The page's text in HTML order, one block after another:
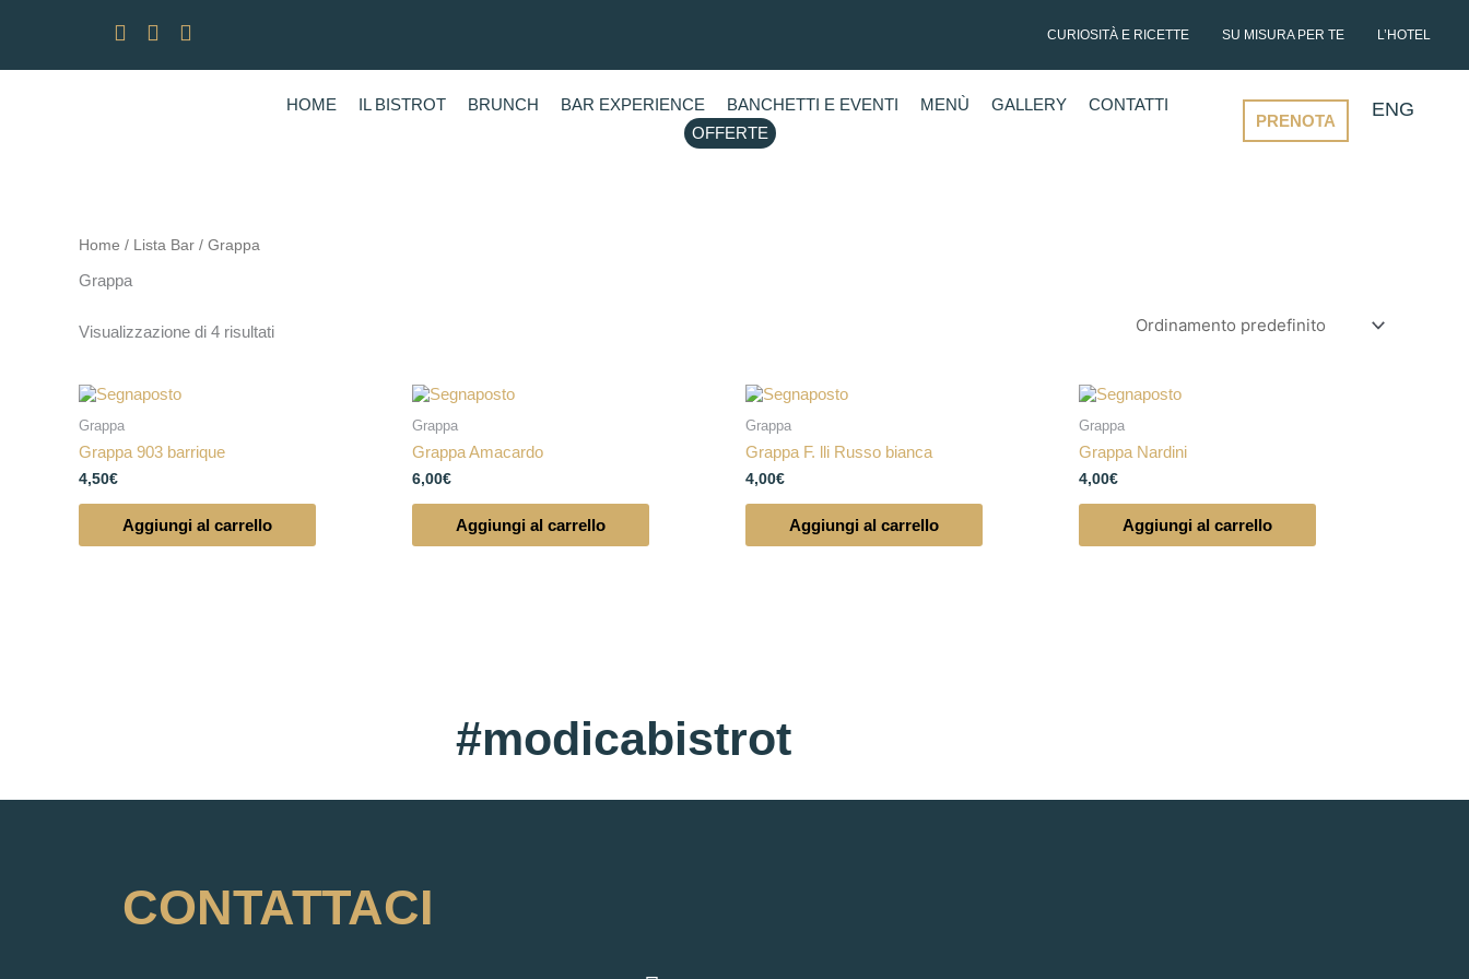
CURIOSITÀ E RICETTE SU MISURA PER TE L’HOTEL
HOME IL BISTROT BRUNCH BAR EXPERIENCE BANCHETTI E EVENTI MENÙ GALLERY
CONTATTI
OFFERTE
PRENOTA ENG
Home / Lista Bar / Grappa
Grappa
Visualizzazione di 4 risultati
Grappa
Grappa 903 barrique
4,50€
Aggiungi al carrello
Grappa
Grappa Amacardo
6,00€
Aggiungi al carrello
Grappa
Grappa F. lli Russo bianca
4,00€
Aggiungi al carrello
Grappa
Grappa Nardini
4,00€
Aggiungi al carrello
#modicabistrot
CONTATTACI